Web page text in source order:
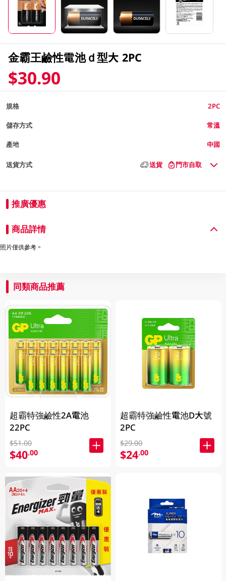
金霸王鹼性電池ｄ型大 2PC
$30.90
規格 2PC
儲存方式 常溫
產地 中國
送貨方式 送貨 門市自取
推廣優惠
商品詳情
照片僅供參考。
同類商品推薦
超霸特強鹼性2A電池
22PC
$51.00
$40.00
超霸特強鹼性電池D大號
2PC
$29.00
$24.00